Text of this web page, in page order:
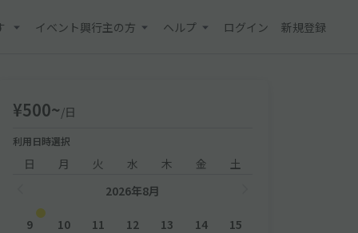
イベント興行主の方 ヘルプ ログイン 新規登録
¥500~/日
利用日時選択
日 月 火 水 木 金
土
2026年8月
9 10 11 12 13 14 15